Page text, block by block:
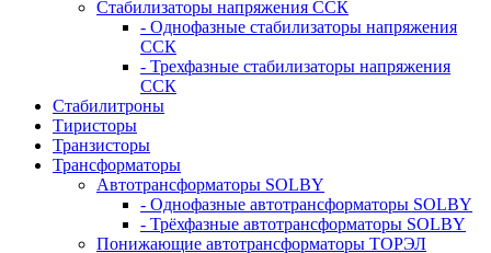
Стабилизаторы напряжения ССК
- Однофазные стабилизаторы напряжения
ССК
- Трехфазные стабилизаторы напряжения
ССК
Стабилитроны
Тиристоры
Транзисторы
Трансформаторы
Автотрансформаторы SOLBY
- Однофазные автотрансформаторы SOLBY
- Трёхфазные автотрансформаторы SOLBY
Понижающие автотрансформаторы ТОРЭЛ